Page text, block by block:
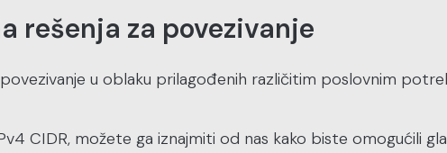
rešenja za povezivanje
u oblaku prilagođenih različitim poslovnim
CIDR, možete ga iznajmiti od nas kako biste omogućili